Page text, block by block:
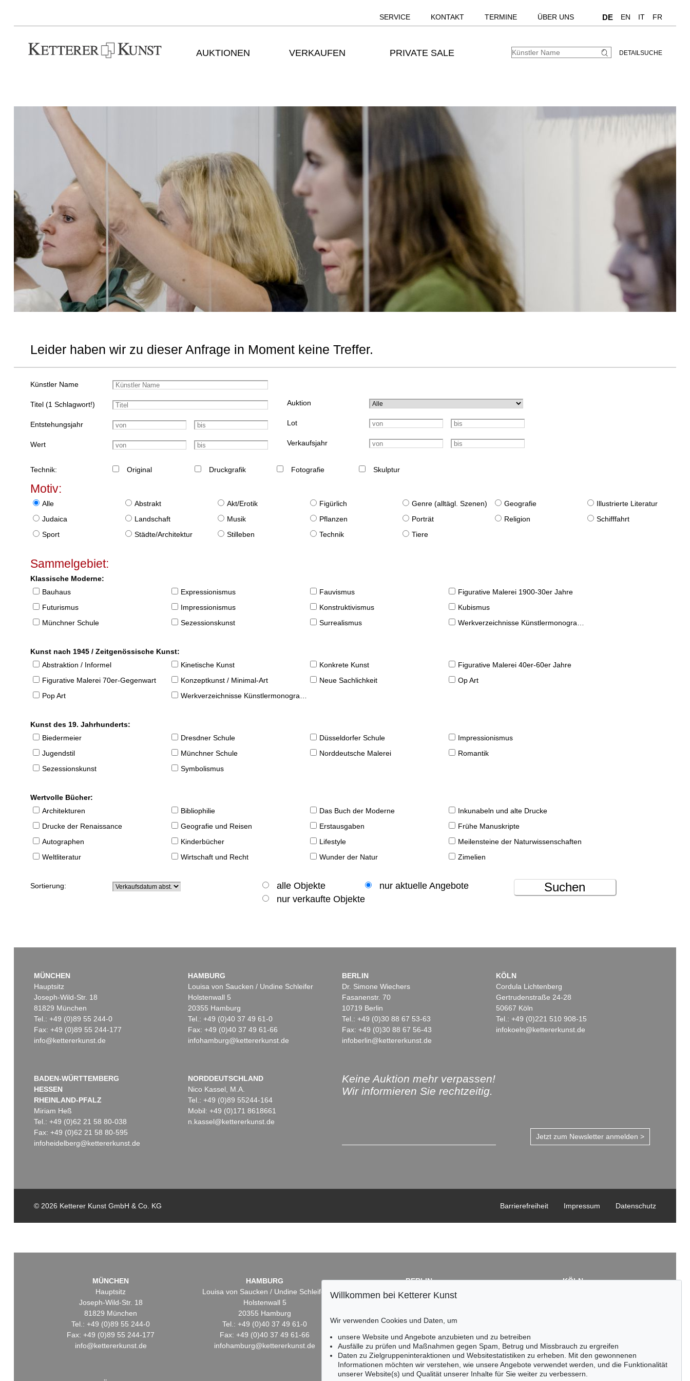
SERVICE KONTAKT TERMINE ÜBER UNS DE EN IT FR
AUKTIONEN VERKAUFEN PRIVATE SALE DETAILSUCHE
Leider haben wir zu dieser Anfrage in Moment keine Treffer.
Künstler Name
Titel (1 Schlagwort!)
Entstehungsjahr
Wert
Auktion
Lot
Verkaufsjahr
Technik: Original Druckgrafik Fotografie Skulptur
Motiv:
Alle Abstrakt Akt/Erotik Figürlich Genre (alltägl. Szenen) Geografie
Illustrierte Literatur
Judaica
Landschaft Musik Pflanzen Porträt Religion
Schifffahrt
Sport
Städte/Architektur Stilleben Technik Tiere
Sammelgebiet:
Klassische Moderne:
Bauhaus
Expressionismus Fauvismus
Figurative Malerei 1900-30er Jahre
Futurismus
Impressionismus Konstruktivismus
Kubismus
Münchner Schule
Sezessionskunst Surrealismus Werkverzeichnisse Künstlermonographien
Kunst nach 1945 / Zeitgenössische Kunst:
Abstraktion / Informel
Kinetische Kunst Konkrete Kunst
Figurative Malerei 40er-60er Jahre
Figurative Malerei 70er-Gegenwart
Konzeptkunst / Minimal-Art Neue Sachlichkeit
Op Art
Pop Art
Werkverzeichnisse Künstlermonographien
Kunst des 19. Jahrhunderts:
Biedermeier
Dresdner Schule Düsseldorfer Schule
Impressionismus
Jugendstil
Münchner Schule Norddeutsche Malerei
Romantik
Sezessionskunst
Symbolismus
Wertvolle Bücher:
Architekturen
Bibliophilie Das Buch der Moderne
Inkunabeln und alte Drucke
Drucke der Renaissance
Geografie und Reisen Erstausgaben
Frühe Manuskripte
Autographen
Kinderbücher Lifestyle
Meilensteine der Naturwissenschaften
Weltliteratur
Wirtschaft und Recht Wunder der Natur Zimelien
Sortierung: alle Objekte
nur aktuelle Angebote
nur verkaufte Objekte
Suchen
MÜNCHEN
Hauptsitz
Joseph-Wild-Str. 18
81829 München
Tel.: +49 (0)89 55 244-0
Fax: +49 (0)89 55 244-177
info@kettererkunst.de
HAMBURG
Louisa von Saucken / Undine Schleifer
Holstenwall 5
20355 Hamburg
Tel.: +49 (0)40 37 49 61-0
Fax: +49 (0)40 37 49 61-66
infohamburg@kettererkunst.de
BERLIN
Dr. Simone Wiechers
Fasanenstr. 70
10719 Berlin
Tel.: +49 (0)30 88 67 53-63
Fax: +49 (0)30 88 67 56-43
infoberlin@kettererkunst.de
KÖLN
Cordula Lichtenberg
Gertrudenstraße 24-28
50667 Köln
Tel.: +49 (0)221 510 908-15
infokoeln@kettererkunst.de
BADEN-WÜRTTEMBERG
HESSEN
RHEINLAND-PFALZ
Miriam Heß
Tel.: +49 (0)62 21 58 80-038
Fax: +49 (0)62 21 58 80-595
infoheidelberg@kettererkunst.de
NORDDEUTSCHLAND
Nico Kassel, M.A.
Tel.: +49 (0)89 55244-164
Mobil: +49 (0)171 8618661
n.kassel@kettererkunst.de
Keine Auktion mehr verpassen!
Wir informieren Sie rechtzeitig.
Jetzt zum Newsletter anmelden >
© 2026 Ketterer Kunst GmbH & Co. KG Datenschutz
Impressum
Barrierefreiheit
MÜNCHEN
Hauptsitz
Joseph-Wild-Str. 18
81829 München
Tel.: +49 (0)89 55 244-0
Fax: +49 (0)89 55 244-177
info@kettererkunst.de
HAMBURG
Louisa von Saucken / Undine Schleifer
Holstenwall 5
20355 Hamburg
Tel.: +49 (0)40 37 49 61-0
Fax: +49 (0)40 37 49 61-66
infohamburg@kettererkunst.de
BERLIN
Dr. Simone Wiechers
Tel.: +49 (0)30 88 67 53-63
Fax: +49 (0)30 88 67 56-43
infoberlin@kettererkunst.de
KÖLN
infokoeln@kettererkunst.de
Willkommen bei Ketterer Kunst
Wir verwenden Cookies und Daten, um
unsere Website und Angebote anzubieten und zu betreiben
Ausfälle zu prüfen und Maßnahmen gegen Spam, Betrug und Missbrauch zu ergreifen
Daten zu Zielgruppeninteraktionen und Websitestatistiken zu erheben. Mit den gewonnenen
Informationen möchten wir verstehen, wie unsere Angebote verwendet werden, und die Funktionalität
unserer Website(s) und Qualität unserer Inhalte für Sie weiter zu verbessern.